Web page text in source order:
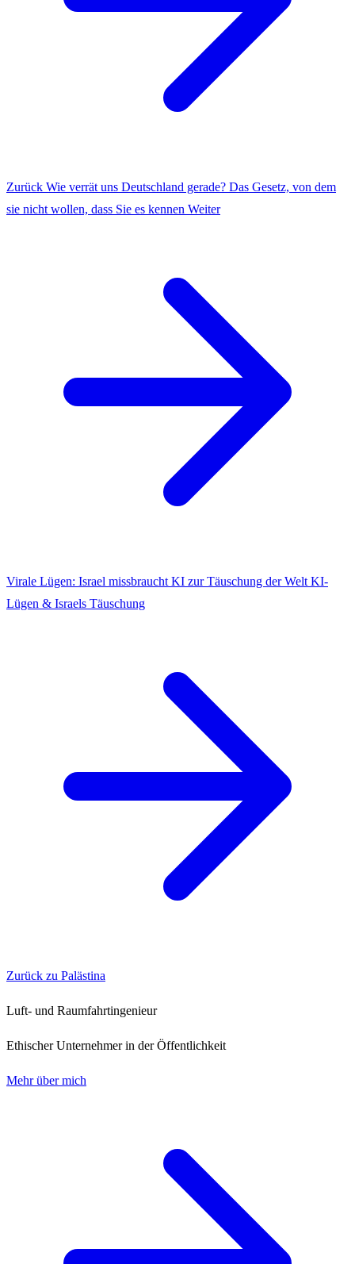
Zurück Wie verrät uns Deutschland gerade? Das Gesetz, von dem
sie nicht wollen, dass Sie es kennen Weiter
Virale Lügen: Israel missbraucht KI zur Täuschung der Welt KI-
Lügen & Israels Täuschung
Zurück zu Palästina
Luft- und Raumfahrtingenieur
Ethischer Unternehmer in der Öffentlichkeit
Mehr über mich